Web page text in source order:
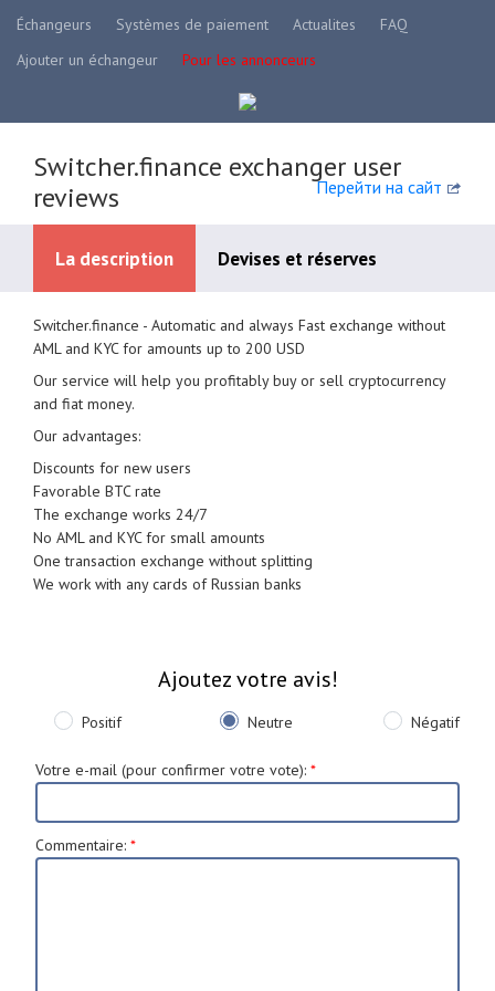
Échangeurs Systèmes de paiement Actualites
FAQ
Ajouter un échangeur
Pour les annonceurs
Перейти на сайт
Switcher.finance exchanger user
reviews
La description Devises et réserves
Systèmes de paiement disponibles
Switcher.finance - Automatic and always Fast exchange without
AML and KYC for amounts up to 200 USD
Our service will help you profitably buy or sell cryptocurrency
and fiat money.
Our advantages:
Discounts for new users
Favorable BTC rate
The exchange works 24/7
No AML and KYC for small amounts
One transaction exchange without splitting
We work with any cards of Russian banks
Ajoutez votre avis!
Positif Neutre Négatif
Votre e-mail (pour confirmer votre vote): *
Commentaire: *